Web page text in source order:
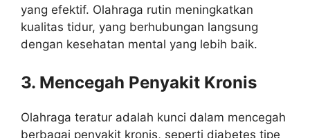
yang efektif. Olahraga rutin meningkatkan
kualitas tidur, yang berhubungan langsung
dengan kesehatan mental yang lebih baik.
3. Mencegah Penyakit Kronis
Olahraga teratur adalah kunci dalam mencegah
berbagai penyakit kronis, seperti diabetes tipe